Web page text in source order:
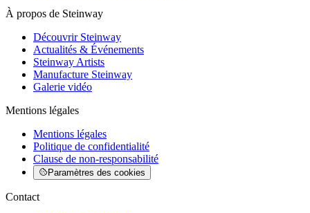
À propos de Steinway
Découvrir Steinway
Actualités & Événements
Steinway Artists
Manufacture Steinway
Galerie vidéo
Mentions légales
Mentions légales
Politique de confidentialité
Clause de non-responsabilité
Paramètres des cookies
Contact